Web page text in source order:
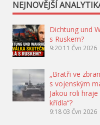
NEJNOVĚJŠÍ
Dichtung und
s Ruskem?
9:20 11 Čvn 2026
„Bratři ve
s vojenským
Jakou roli
křídla“?
9:18 03 Čvn 2026